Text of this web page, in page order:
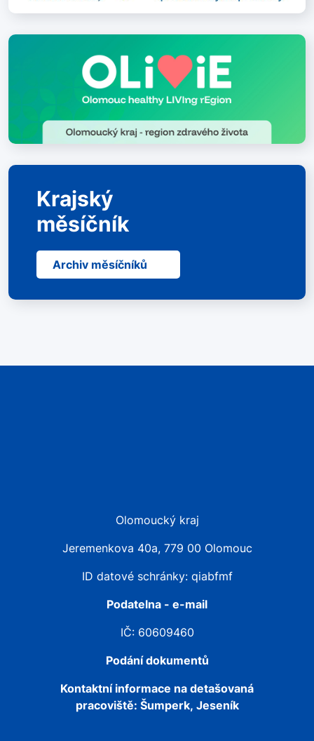
Krajský
měsíčník
Archiv měsíčníků
Olomoucký kraj
Jeremenkova 40a, 779 00 Olomouc
ID datové schránky: qiabfmf
Podatelna - e-mail
IČ: 60609460
Podání dokumentů
Kontaktní informace na detašovaná
pracoviště: Šumperk, Jeseník